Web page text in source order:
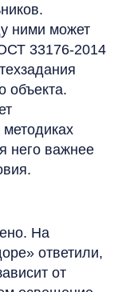
ними может
33176‑2014
объекта.
него важнее
На
ответили,
от